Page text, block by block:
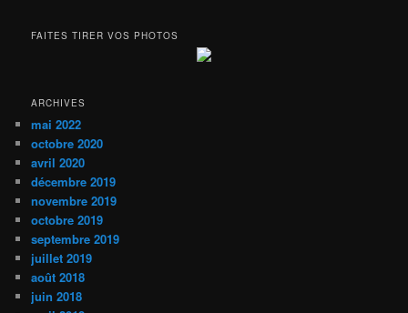
FAITES TIRER VOS PHOTOS
ARCHIVES
mai 2022
octobre 2020
avril 2020
décembre 2019
novembre 2019
octobre 2019
septembre 2019
juillet 2019
août 2018
juin 2018